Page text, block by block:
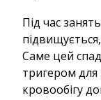
Під час
Саме цей
тригером для
кровообігу